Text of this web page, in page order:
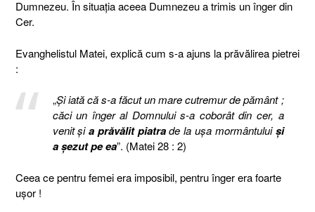
Dumnezeu. În situaţia aceea Dumnezeu a trimis un înger din
Cer.
Evanghelistul Matei, explică cum s-a ajuns la prăvălirea pietrei
:
„Şi iată că s-a făcut un mare cutremur de pământ ;
căci un înger al Domnului s-a coborât din cer, a
venit şia prăvălit piatrade la uşa mormântuluişi
a şezut pe ea”. (Matei 28 : 2)
Ceea ce pentru femei era imposibil, pentru înger era foarte
uşor !